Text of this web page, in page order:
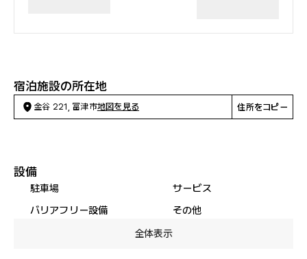
宿泊施設の所在地
金谷 221, 富津市地図を見る 住所をコピー
設備
駐車場
サービス
バリアフリー設備
その他
全体表示